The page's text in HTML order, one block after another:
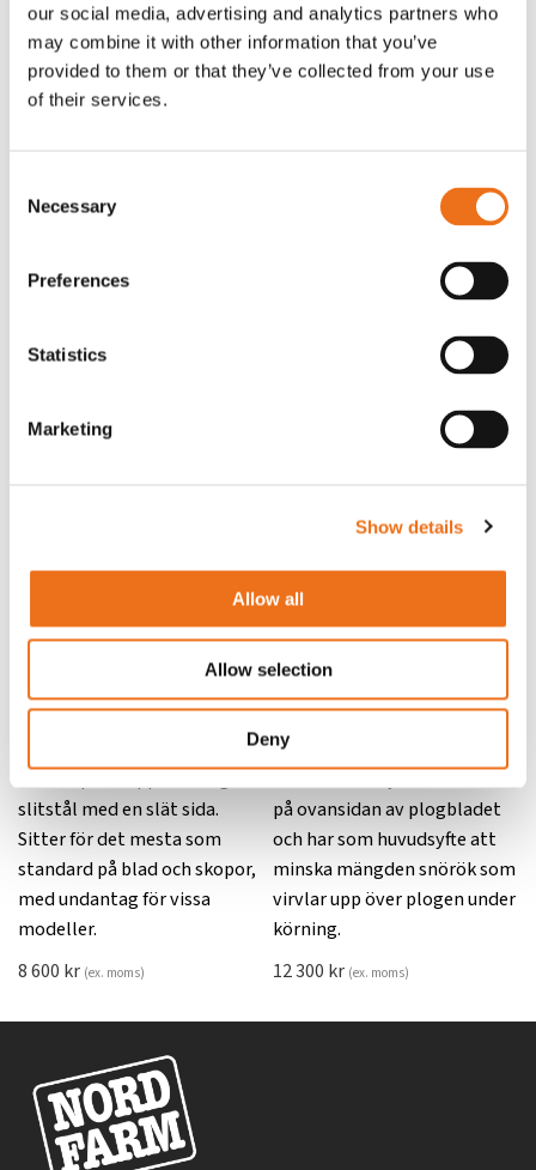
our social media, advertising and analytics partners who
may combine it with other information that you’ve
provided to them or that they’ve collected from your use
of their services.
Selection
Necessary
Preferences
Statistics
Marketing
Show details
Allow all
Allow selection
Deny
Lägg till i varukorg
800kr (ex. moms)
Lägg till i varukorg
Slitstålsset för klaffskopa
En komplett uppsättning
slitstål med en slät sida.
Sitter för det mesta som
standard på blad och skopor,
med undantag för vissa
modeller.
8 600 kr (ex. moms)
Snöröksskydd
463.800
Ett snöröksskydd monteras
på ovansidan av plogbladet
och har som huvudsyfte att
minska mängden snörök som
virvlar upp över plogen under
körning.
12 300 kr (ex. moms)